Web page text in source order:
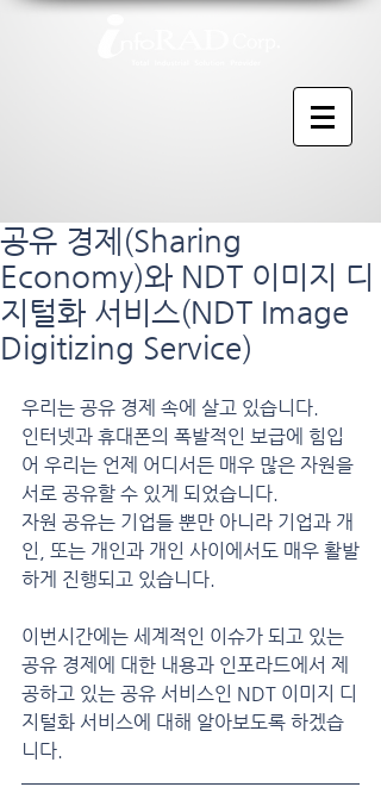
공유 경제(Sharing
Economy)와 NDT 이미지 디
지털화 서비스(NDT Image
Digitizing Service)
우리는 공유 경제 속에 살고 있습니다.
인터넷과 휴대폰의 폭발적인 보급에 힘입
어 우리는 언제 어디서든 매우 많은 자원을
서로 공유할 수 있게 되었습니다.
자원 공유는 기업들 뿐만 아니라 기업과 개
인, 또는 개인과 개인 사이에서도 매우 활발
하게 진행되고 있습니다.
이번시간에는 세계적인 이슈가 되고 있는
공유 경제에 대한 내용과 인포라드에서 제
공하고 있는 공유 서비스인 NDT 이미지 디
지털화 서비스에 대해 알아보도록 하겠습
니다.